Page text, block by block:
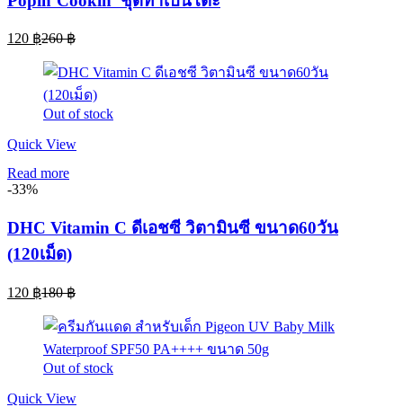
120 ฿Current
is:
120 ฿.
260฿Original
was:
260 ฿.
Out of stock
Quick View
Read more
-33%
DHC Vitamin C ดีเอชซี วิตามินซี ขนาด60วัน
(120เม็ด)
120 ฿Current
is:
180฿Original
was:
Out of stock
Quick View